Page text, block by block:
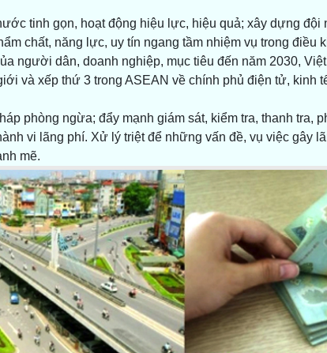
tinh gọn, hoạt động hiệu lực, hiệu quả; xây dựng đội
chất, năng lực, uy tín ngang tầm nhiệm vụ trong điều
người dân, doanh nghiệp, mục tiêu đến năm 2030,
và xếp thứ 3 trong ASEAN về chính phủ điện tử, kinh
phòng ngừa; đẩy mạnh giám sát, kiểm tra, thanh tra,
vi lãng phí. Xử lý triệt để những vấn đề, vụ việc gây
mẽ.